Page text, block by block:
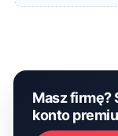
Masz firmę?
konto